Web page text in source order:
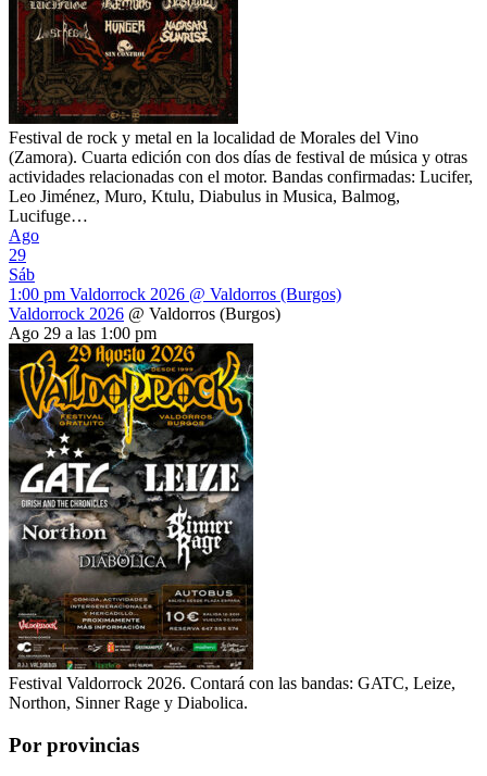
Festival de rock y metal en la localidad de Morales del Vino
(Zamora). Cuarta edición con dos días de festival de música y otras
actividades relacionadas con el motor. Bandas confirmadas: Lucifer,
Leo Jiménez, Muro, Ktulu, Diabulus in Musica, Balmog,
Lucifuge…
Ago
29
Sáb
1:00 pm Valdorrock 2026 @ Valdorros (Burgos)
Valdorrock 2026 @ Valdorros (Burgos)
Ago 29 a las 1:00 pm
Festival Valdorrock 2026. Contará con las bandas: GATC, Leize,
Northon, Sinner Rage y Diabolica.
Por provincias